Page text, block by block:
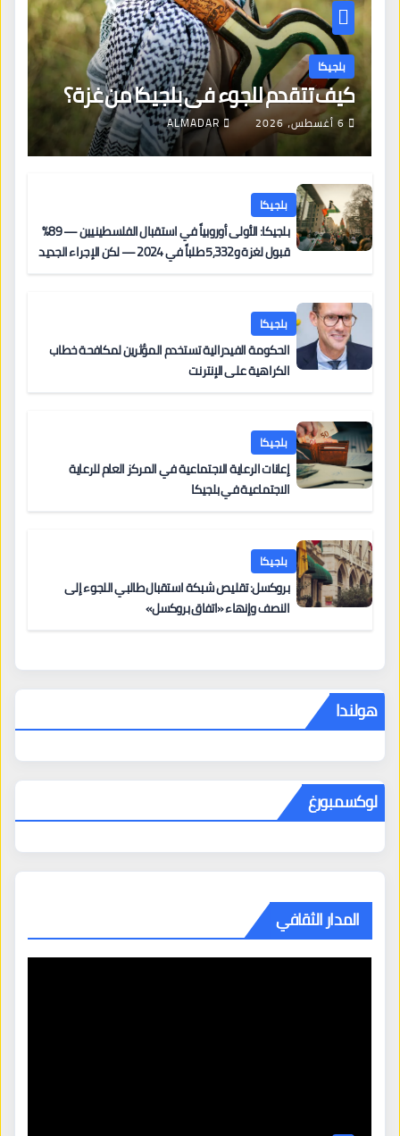
بلجيكا
كيف تتقدم للجوء في بلجيكا من غزة؟
6 أغسطس، 2026 ALMADAR
بلجيكا
بلجيكا: الأولى أوروبياً في استقبال الفلسطينيين — 89%
قبول لغزة و5,332 طلباً في 2024 — لكن الإجراء الجديد
بلجيكا
الحكومة الفيدرالية تستخدم المؤثرين لمكافحة خطاب
الكراهية على الإنترنت
بلجيكا
إعانات الرعاية الاجتماعية في المركز العام للرعاية
الاجتماعية في بلجيكا
بلجيكا
بروكسل: تقليص شبكة استقبال طالبي اللجوء إلى
النصف وإنهاء «اتفاق بروكسل»
هولندا
لوكسمبورغ
المدار الثقافي